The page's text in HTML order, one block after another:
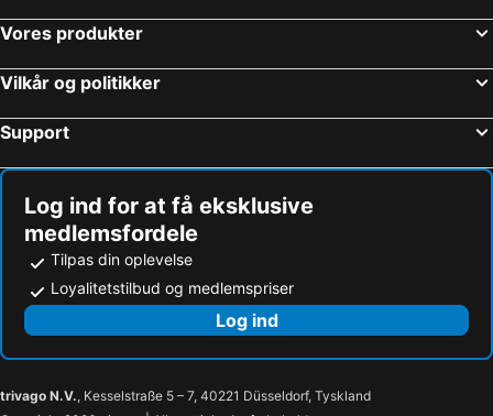
Vores produkter
Vilkår og politikker
Support
Log ind for at få eksklusive
medlemsfordele
Tilpas din oplevelse
Loyalitetstilbud og medlemspriser
Log ind
trivago N.V., Kesselstraße 5 – 7, 40221 Düsseldorf, Tyskland